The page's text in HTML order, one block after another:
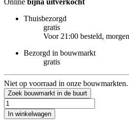
Thuisbezorgd
gratis
Voor 21:00 besteld,
Bezorgd in bouwmarkt
gratis
Niet op voorraad in onze
Zoek bouwmarkt in de buurt
In winkelwagen